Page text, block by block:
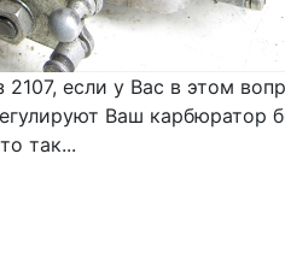
если у Вас в этом
Ваш карбюратор
так...